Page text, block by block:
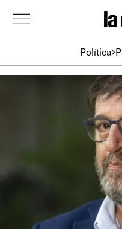
Política